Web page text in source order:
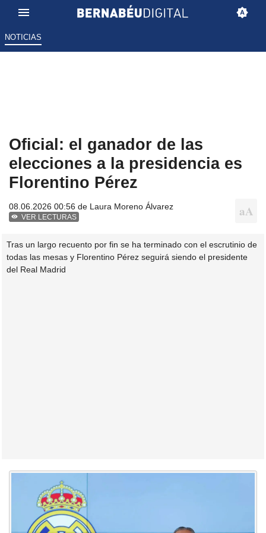
NOTICIAS
Oficial: el ganador de las
elecciones a la presidencia es
Florentino Pérez
08.06.2026 00:56 de Laura Moreno Álvarez
VER LECTURAS
Tras un largo recuento por fin se ha terminado con el escrutinio de
todas las mesas y Florentino Pérez seguirá siendo el presidente
del Real Madrid